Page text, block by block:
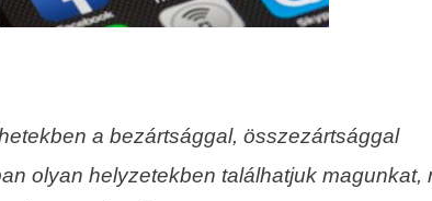
a bezártsággal, összezártsággal
olyan helyzetekben találhatjuk magunkat,